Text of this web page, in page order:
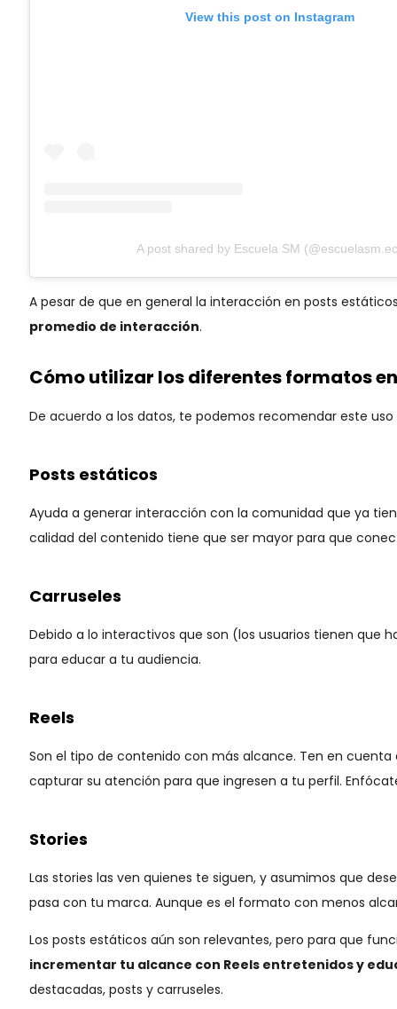
View this post on Instagram
A post shared by Escuela SM
A pesar de que en general la interacción en posts
promedio de interacción.
Cómo utilizar los diferentes formatos
De acuerdo a los datos, te podemos recomendar este uso
Posts estáticos
Ayuda a generar interacción con la comunidad que ya
calidad del contenido tiene que ser mayor para que
Carruseles
Debido a lo interactivos que son (los usuarios tienen que
para educar a tu audiencia.
Reels
Son el tipo de contenido con más alcance. Ten en
capturar su atención para que ingresen a tu perfil.
Stories
Las stories las ven quienes te siguen, y asumimos que
pasa con tu marca. Aunque es el formato con menos
Los posts estáticos aún son relevantes, pero para que
incrementar tu alcance con Reels entretenidos y
destacadas, posts y carruseles.